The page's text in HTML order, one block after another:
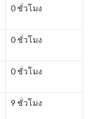
0 ชั่วโมง
0 ชั่วโมง
0 ชั่วโมง
9 ชั่วโมง